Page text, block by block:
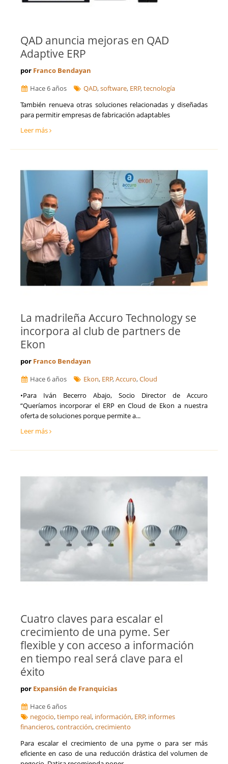
QAD anuncia mejoras en QAD
Adaptive ERP
por Franco Bendayan
Hace 6 años
QAD,software, ERP,tecnología
También renueva otras soluciones relacionadas y diseñadas
para permitir empresas de fabricación adaptables
Leer más
La madrileña Accuro Technology se
incorpora al club de partners de
Ekon
por Franco Bendayan
Hace 6 años
Ekon, ERP,Accuro,Cloud
•Para Iván Becerro Abajo, Socio Director de Accuro
“Queríamos incorporar el ERP en Cloud de Ekon a nuestra
oferta de soluciones porque permite a...
Leer más
Cuatro claves para escalar el
crecimiento de una pyme. Ser
flexible y con acceso a información
en tiempo real será clave para el
éxito
por Expansión de Franquicias
Hace 6 años
negocio,tiempo real, información, ERP, informes
financieros,contracción,crecimiento
Para escalar el crecimiento de una pyme o para ser más
eficiente en caso de una reducción drástica del volumen de